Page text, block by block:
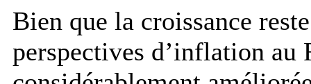
Bien que la croissance
perspectives d’inflation au